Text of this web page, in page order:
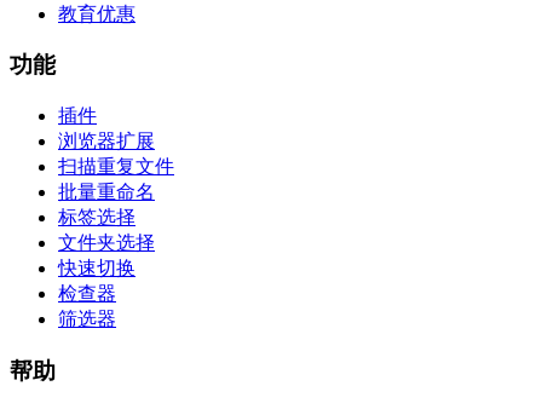
教育优惠
功能
插件
浏览器扩展
扫描重复文件
批量重命名
标签选择
文件夹选择
快速切换
检查器
筛选器
帮助